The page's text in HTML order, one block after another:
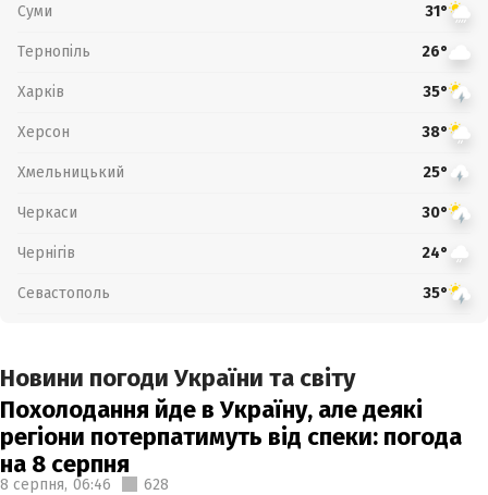
Суми 31°
Тернопіль 26°
Харків 35°
Херсон 38°
Хмельницький 25°
Черкаси 30°
Чернігів 24°
Севастополь 35°
Новини погоди України та світу
Похолодання йде в Україну, але деякі
регіони потерпатимуть від спеки: погода
на 8 серпня
8 серпня, 06:46 628